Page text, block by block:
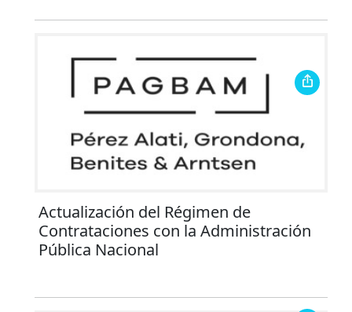
Actualización del Régimen de
Contrataciones con la Administración
Pública Nacional